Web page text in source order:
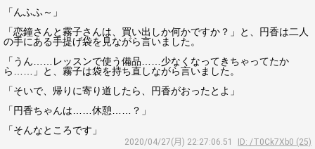
「んふふ～」
「恋鐘さんと霧子さんは、買い出しか何かですか？」と、円香は二人
の手にある手提げ袋を見ながら言いました。
「うん……レッスンで使う備品……少なくなってきちゃってたか
ら……」と、霧子は袋を持ち直しながら言いました。
「そいで、帰りに寄り道したら、円香がおったとよ」
「円香ちゃんは……休憩……？」
「そんなところです」
2020/04/27(月) 22:27:06.51
ID: /T0Ck7Xb0 (25)